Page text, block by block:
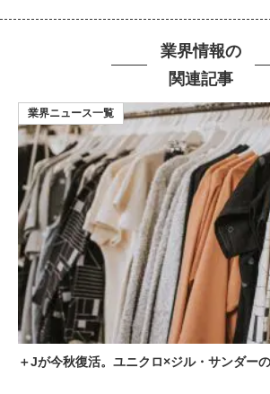
業界情報の
関連記事
＋Jが今秋復活。ユニクロ×ジル・サンダー
業界ニュース一覧